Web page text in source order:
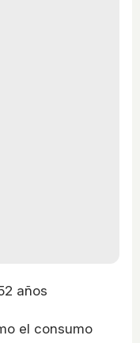
años
el consumo